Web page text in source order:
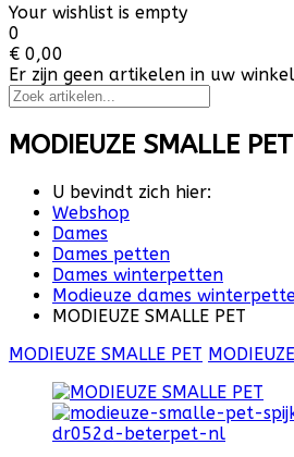
Your wishlist is empty
0
€ 0,00
Er zijn geen artikelen in uw
MODIEUZE SMALLE PET
U bevindt zich hier:
Webshop
Dames
Dames petten
Dames winterpetten
Modieuze dames
MODIEUZE SMALLE PET
MODIEUZE SMALLE PET